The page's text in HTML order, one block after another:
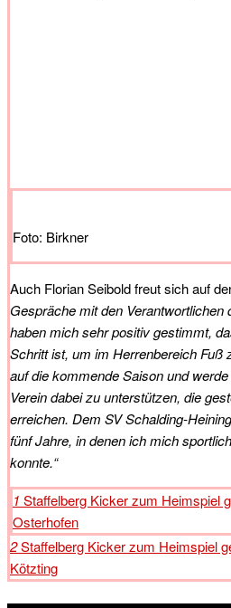
Foto: Birkner
Auch Florian Seibold freut sich auf
Gespräche mit den
haben mich sehr positiv gestimmt,
Schritt ist, um im Herrenbereich Fuß
auf die kommende Saison und
Verein dabei zu unterstützen, die
erreichen. Dem SV Schalding-
fünf Jahre, in denen ich mich
konnte.“
1 Staffelberg Kicker zum Heimspiel
Osterhofen
2Staffelberg Kicker zum Heimspiel
Kötzting